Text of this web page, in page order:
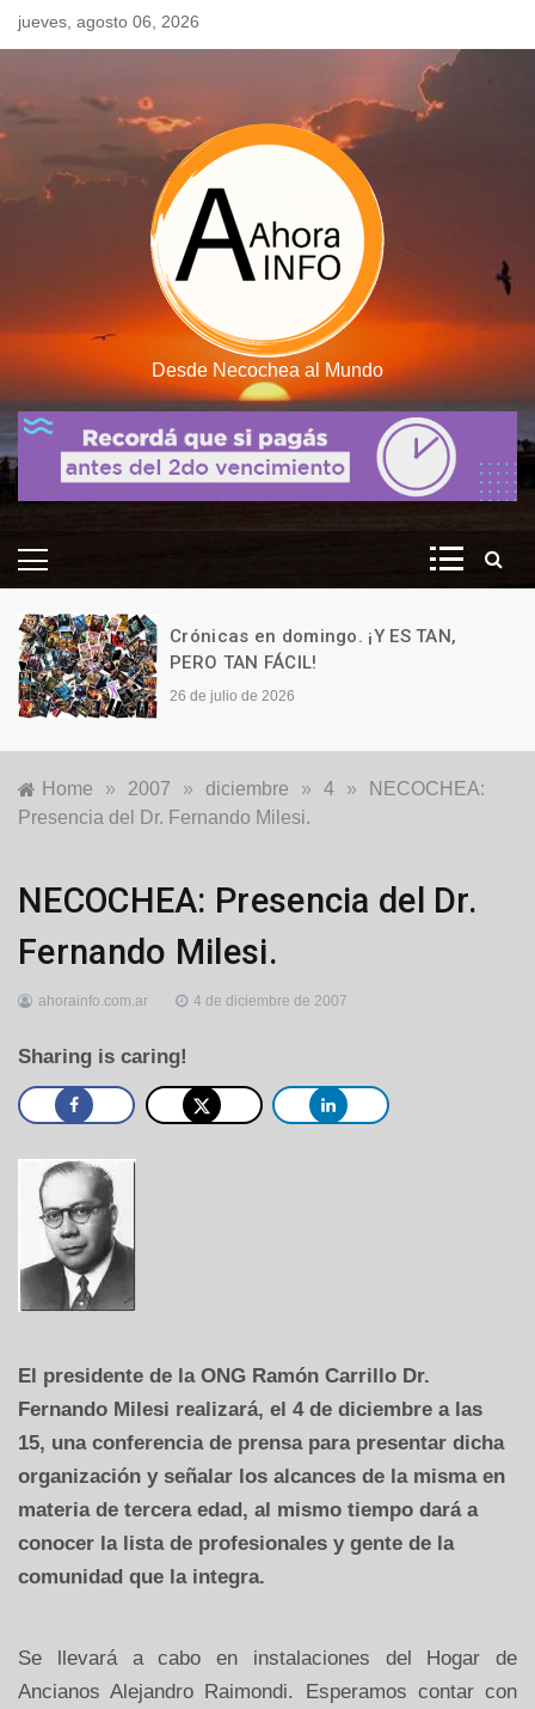
Skipjueves, agosto 06, 2026
Desde Necochea al Mundo
Crónicas en domingo. ¡Y ES TAN,
PERO TAN FÁCIL!
26 de julio de 2026
Home » 2007 » diciembre » 4 »
NECOCHEA:
Presencia del Dr. Fernando Milesi.
Locales
NECOCHEA: Presencia del Dr.
Fernando Milesi.
ahorainfo.com.ar 4 de diciembre de 2007
Sharing is caring!
El presidente de la ONG Ramón Carrillo Dr.
Fernando Milesi realizará, el 4 de diciembre a las
15, una conferencia de prensa para presentar dicha
organización y señalar los alcances de la misma en
materia de tercera edad, al mismo tiempo dará a
conocer la lista de profesionales y gente de la
comunidad que la integra.
Se llevará a cabo en instalaciones del Hogar de
Ancianos Alejandro Raimondi. Esperamos contar con